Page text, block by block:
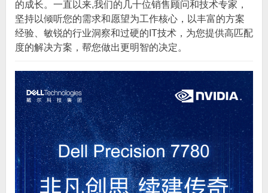
的成长。一直以来,我们的几十位销售顾问和技术专家，
坚持以倾听您的需求和愿望为工作核心，以丰富的方案
经验、敏锐的行业洞察和过硬的IT技术，为您提供高匹配
度的解决方案，帮您做出更明智的决定。